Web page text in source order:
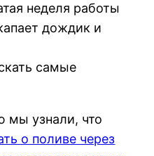
неделя работы
дождик и
самые
мы узнали, что
о поливе через